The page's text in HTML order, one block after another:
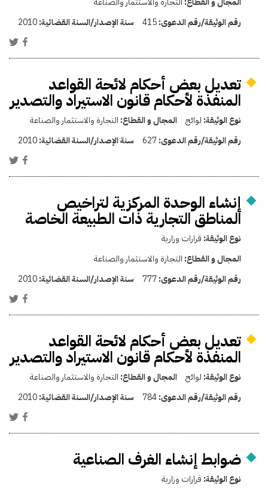
رقم الوثيقة/رقم الدعوى:415 سنة الإصدار/السنة القضائية:2010
تعديل بعض أحكام لائحة القواعد
المنفذة لأحكام قانون الاستيراد والتصدير
نوع الوثيقة: لوائح المجال و القطاع: التجارة والاستثمار والصناعة
رقم الوثيقة/رقم الدعوى:627 سنة الإصدار/السنة القضائية:2010
إنشاء الوحدة المركزية لتراخيص
المناطق التجارية ذات الطبيعة الخاصة
نوع الوثيقة: قرارات وزارية
المجال و القطاع: التجارة والاستثمار والصناعة
رقم الوثيقة/رقم الدعوى:777 سنة الإصدار/السنة القضائية:2010
تعديل بعض أحكام لائحة القواعد
المنفذة لأحكام قانون الاستيراد والتصدير
نوع الوثيقة: لوائح المجال و القطاع: التجارة والاستثمار والصناعة
رقم الوثيقة/رقم الدعوى:784 سنة الإصدار/السنة القضائية:2010
ضوابط إنشاء الغرف الصناعية
نوع الوثيقة: قرارات وزارية